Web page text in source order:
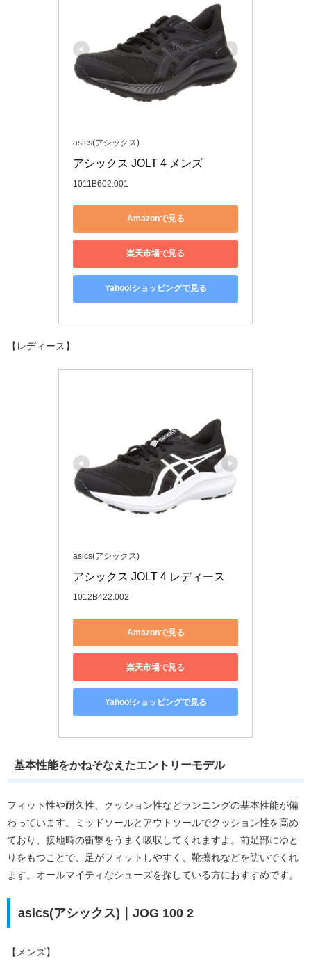
asics(アシックス)
アシックス JOLT 4 メンズ
1011B602.001
Amazonで見る
楽天市場で見る
Yahoo!ショッピングで見る
【レディース】
asics(アシックス)
アシックス JOLT 4 レディース
1012B422.002
Amazonで見る
楽天市場で見る
Yahoo!ショッピングで見る
基本性能をかねそなえたエントリーモデル
フィット性や耐久性、クッション性などランニングの基本性能が備
わっています。ミッドソールとアウトソールでクッション性を高め
ており、接地時の衝撃をうまく吸収してくれますよ。前足部にゆと
りをもつことで、足がフィットしやすく、靴擦れなどを防いでくれ
ます。オールマイティなシューズを探している方におすすめです。
asics(アシックス)｜JOG 100 2
【メンズ】